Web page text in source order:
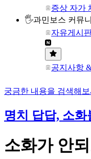
증상 자가
🖐과민보스 커뮤
자유게시
공지사항
궁금한 내용을 검색해보
명치 답답, 소화
소화가 안